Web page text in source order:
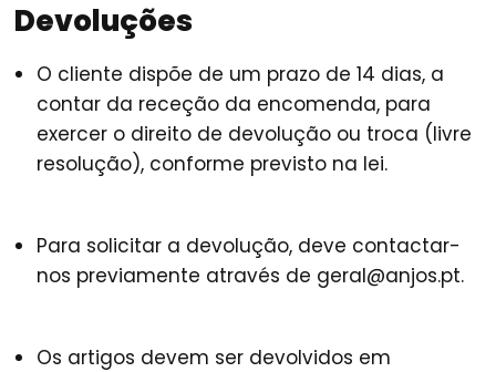
Devoluções
O cliente dispõe de um prazo de 14 dias, a
contar da receção da encomenda, para
exercer o direito de devolução ou troca (livre
resolução), conforme previsto na lei.
Para solicitar a devolução, deve contactar-
nos previamente através de geral@anjos.pt.
Os artigos devem ser devolvidos em